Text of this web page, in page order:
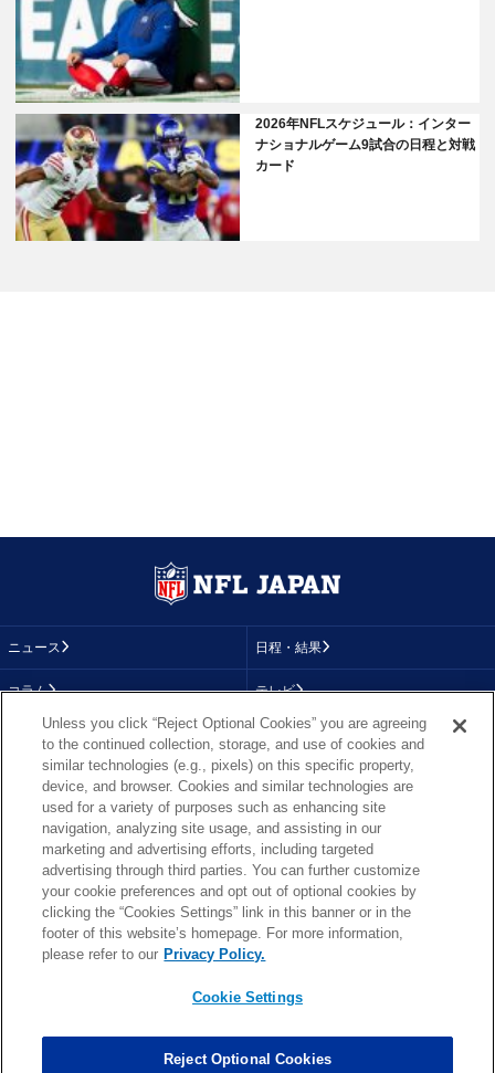
2026年NFLスケジュール：インター
ナショナルゲーム9試合の日程と対戦
カード
ニュース 日程・結果
コラム テレビ
画像
順位表
About NFL
More NFL 特集
TOP お問い合わせ FAQ
PHOTO BY AP Images / PHOTO BY Getty Images
Unless you click “Reject Optional Cookies” you are agreeing
to the continued collection, storage, and use of cookies and
similar technologies (e.g., pixels) on this specific property,
device, and browser. Cookies and similar technologies are
used for a variety of purposes such as enhancing site
navigation, analyzing site usage, and assisting in our
marketing and advertising efforts, including targeted
advertising through third parties. You can further customize
your cookie preferences and opt out of optional cookies by
clicking the “Cookies Settings” link in this banner or in the
footer of this website’s homepage. For more information,
please refer to our Privacy Policy.
Cookie Settings
Reject Optional Cookies